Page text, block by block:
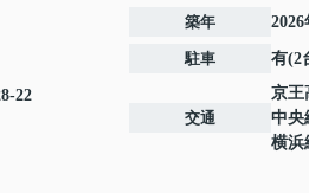
22
築年
駐車 有(2
交通
京王
中央
横浜